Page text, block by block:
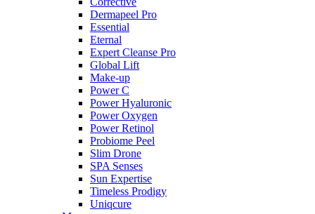
Dermapeel Pro
Essential
Eternal
Expert Cleanse Pro
Global Lift
Make-up
Power C
Power Hyaluronic
Power Oxygen
Power Retinol
Probiome Peel
Slim Drone
SPA Senses
Sun Expertise
Timeless Prodigy
Uniqcure